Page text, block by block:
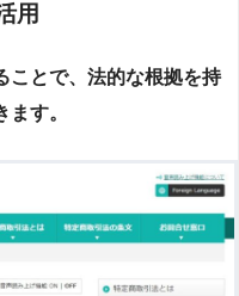
用
ことで、法的な根拠を持
す。